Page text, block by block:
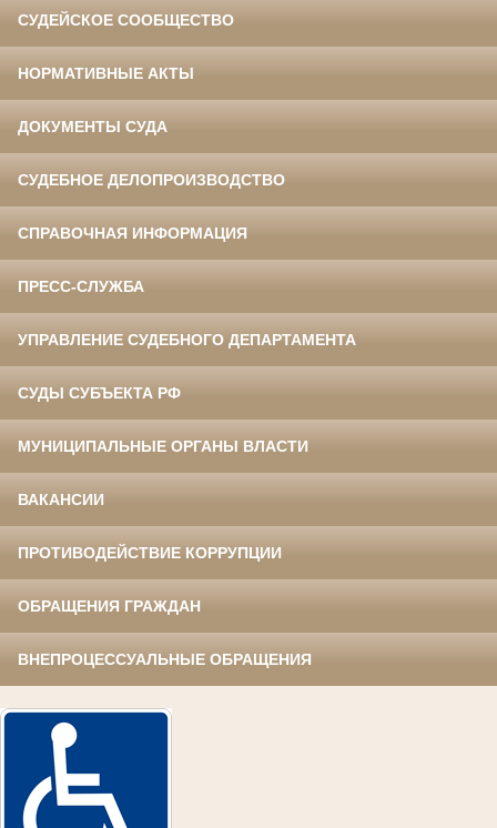
СУДЕЙСКОЕ СООБЩЕСТВО
НОРМАТИВНЫЕ АКТЫ
ДОКУМЕНТЫ СУДА
СУДЕБНОЕ ДЕЛОПРОИЗВОДСТВО
СПРАВОЧНАЯ ИНФОРМАЦИЯ
ПРЕСС-СЛУЖБА
УПРАВЛЕНИЕ СУДЕБНОГО ДЕПАРТАМЕНТА
СУДЫ СУБЪЕКТА РФ
МУНИЦИПАЛЬНЫЕ ОРГАНЫ ВЛАСТИ
ВАКАНСИИ
ПРОТИВОДЕЙСТВИЕ КОРРУПЦИИ
ОБРАЩЕНИЯ ГРАЖДАН
ВНЕПРОЦЕССУАЛЬНЫЕ ОБРАЩЕНИЯ